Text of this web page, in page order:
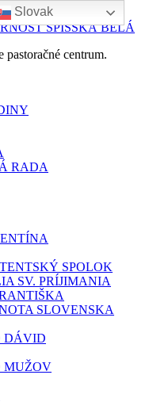
SPIŠSKÁ BELÁ
centrum.
RADA
SPOLOK
SV. PRÍJIMANIA
SLOVENSKA
DÁVID
MUŽOV
Slovak